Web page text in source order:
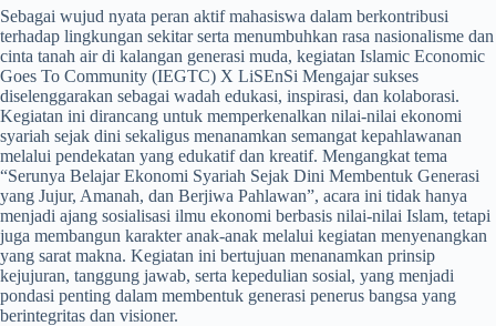
Sebagai wujud nyata peran aktif mahasiswa dalam berkontribusi
terhadap lingkungan sekitar serta menumbuhkan rasa nasionalisme dan
cinta tanah air di kalangan generasi muda, kegiatan Islamic Economic
Goes To Community (IEGTC) X LiSEnSi Mengajar sukses
diselenggarakan sebagai wadah edukasi, inspirasi, dan kolaborasi.
Kegiatan ini dirancang untuk memperkenalkan nilai-nilai ekonomi
syariah sejak dini sekaligus menanamkan semangat kepahlawanan
melalui pendekatan yang edukatif dan kreatif. Mengangkat tema
“Serunya Belajar Ekonomi Syariah Sejak Dini Membentuk Generasi
yang Jujur, Amanah, dan Berjiwa Pahlawan”, acara ini tidak hanya
menjadi ajang sosialisasi ilmu ekonomi berbasis nilai-nilai Islam, tetapi
juga membangun karakter anak-anak melalui kegiatan menyenangkan
yang sarat makna. Kegiatan ini bertujuan menanamkan prinsip
kejujuran, tanggung jawab, serta kepedulian sosial, yang menjadi
pondasi penting dalam membentuk generasi penerus bangsa yang
berintegritas dan visioner.